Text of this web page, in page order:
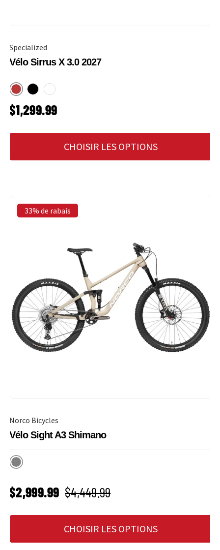
Specialized
Vélo Sirrus X 3.0 2027
CayenneObsidianWhite Silver
PRIX HABITUEL
$1,299.99
CHOISIR LES OPTIONS
33% de rabais
Norco Bicycles
Vélo Sight A3 Shimano
Gris
PRIX SOLDÉ
$2,999.99 Prix habituel
$4,449.99
CHOISIR LES OPTIONS